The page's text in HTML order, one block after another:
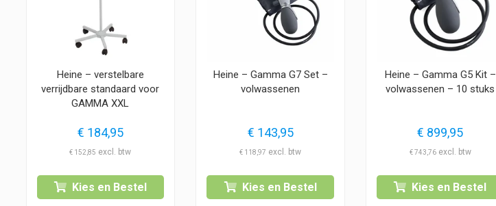
Heine – verstelbare
verrijdbare standaard voor
GAMMA XXL
€ 184,95
€ 152,85
Kies en Bestel
Heine – Gamma G7 Set –
volwassenen
€ 143,95
€ 118,97
Kies en Bestel
Heine – Gamma G5 Kit –
volwassenen – 10 stuks
€ 899,95
€743,76
Kies en Bestel